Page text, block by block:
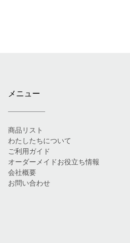
メニュー
商品リスト
わたしたちについて
ご利用ガイド
オーダーメイドお役立ち情報
会社概要
お問い合わせ